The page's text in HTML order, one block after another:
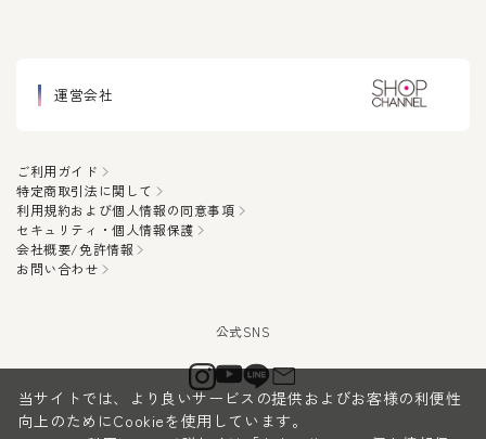
運営会社
ご利用ガイド
特定商取引法に関して
利用規約および個人情報の同意事項
セキュリティ・個人情報保護
会社概要/免許情報
お問い合わせ
当サイトでは、より良いサービスの提供およびお客様の利便性
向上のためにCookieを使用しています。